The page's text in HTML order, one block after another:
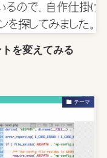
を変えてみる
テーマ